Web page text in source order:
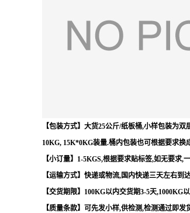
【包装方式】大货25公斤/纸板桶,小样包装为
10KG, 15K*0KG装量.桶内包装也可根据要求换
【小订量】1-5KGS,根据要求贴标签,如无要求
【运输方式】快递或物流,国内快递三天左右到
【交货期限】100KG以内交货期3-5天,1000KG
【质量条款】可先发小样,供检测,检测通过即发